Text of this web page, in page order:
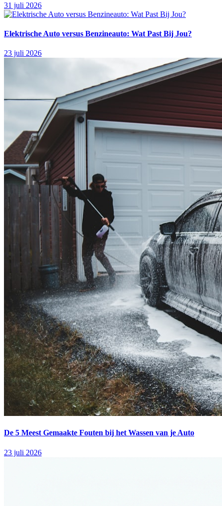
31 juli 2026
Elektrische Auto versus Benzineauto: Wat Past Bij Jou?
23 juli 2026
De 5 Meest Gemaakte Fouten bij het Wassen van je Auto
23 juli 2026